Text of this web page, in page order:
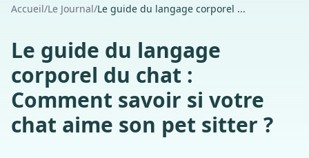
Accueil/Le Journal/Le guide du langage corporel ...
Le guide du langage
corporel du chat :
Comment savoir si votre
chat aime son pet sitter ?